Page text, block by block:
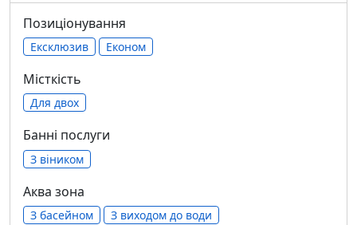
Позиціонування
Ексклюзив Економ
Місткість
Для двох
Банні послуги
З віником
Аква зона
З басейном З виходом до води